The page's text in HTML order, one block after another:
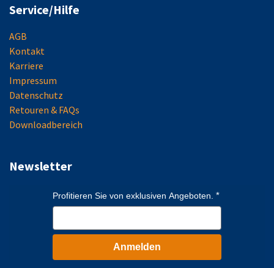
Service/Hilfe
AGB
Kontakt
Karriere
Impressum
Datenschutz
Retouren & FAQs
Downloadbereich
Newsletter
Profitieren Sie von exklusiven Angeboten.
Anmelden